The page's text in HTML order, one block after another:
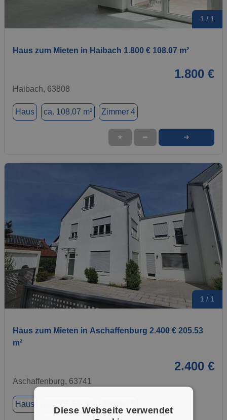
1 / 1
Haus zum Mieten in Haibach 1.800 € 108.07 m²
1.800 €
Haibach, 63808
Haus ca. 108,07 m² Zimmer 4
★ ➦ ➜
1 / 1
Haus zum Mieten in Aschaffenburg 2.400 € 205.53
m²
2.400 €
Aschaffenburg, 63741
Haus
Diese Webseite verwendet